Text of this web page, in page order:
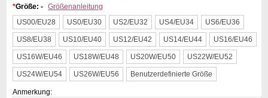
*Größe: - Größenanleitung
US00/EU28
US0/EU30 US2/EU32 US4/EU34 US6/EU36
US8/EU38 US10/EU40 US12/EU42 US14/EU44 US16/EU46
US16W/EU46 US18W/EU48 US20W/EU50 US22W/EU52
US24W/EU54 US26W/EU56 Benutzerdefinierte Größe
Anmerkung: